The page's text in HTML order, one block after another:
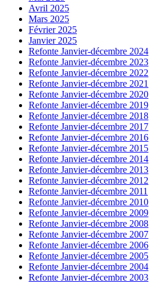
Avril 2025
Mars 2025
Février 2025
Janvier 2025
Refonte Janvier-décembre 2024
Refonte Janvier-décembre 2023
Refonte Janvier-décembre 2022
Refonte Janvier-décembre 2021
Refonte Janvier-décembre 2020
Refonte Janvier-décembre 2019
Refonte Janvier-décembre 2018
Refonte Janvier-décembre 2017
Refonte Janvier-décembre 2016
Refonte Janvier-décembre 2015
Refonte Janvier-décembre 2014
Refonte Janvier-décembre 2013
Refonte Janvier-décembre 2012
Refonte Janvier-décembre 2011
Refonte Janvier-décembre 2010
Refonte Janvier-décembre 2009
Refonte Janvier-décembre 2008
Refonte Janvier-décembre 2007
Refonte Janvier-décembre 2006
Refonte Janvier-décembre 2005
Refonte Janvier-décembre 2004
Refonte Janvier-décembre 2003